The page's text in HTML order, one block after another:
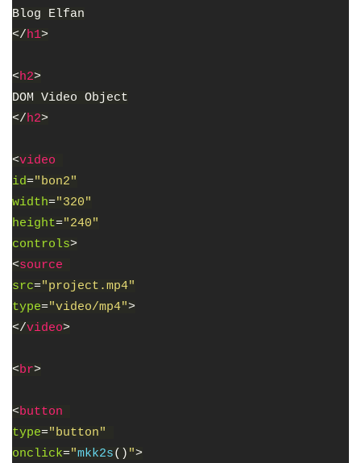
Blog Elfan
</h1>
<h2>
DOM Video Object
</h2>
<video
id="bon2"
width="320"
height="240"
controls>
<source
src="project.mp4"
type="video/mp4">
</video>
<br>
<button
type="button"
onclick="mkk2s() ">